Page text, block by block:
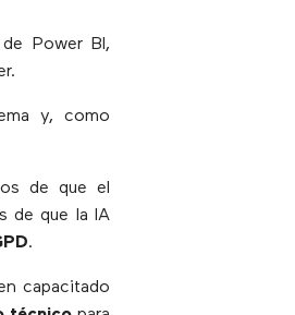
Power BI,
y, como
de que el
de que la IA
.
capacitado